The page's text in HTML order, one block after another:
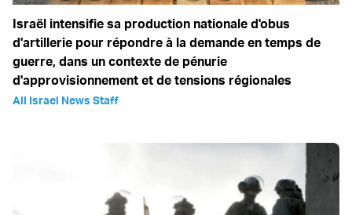
Israël intensifie sa production nationale d'obus
d'artillerie pour répondre à la demande en temps de
guerre, dans un contexte de pénurie
d'approvisionnement et de tensions régionales
All Israel News Staff